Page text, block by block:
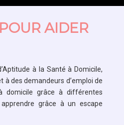
AIDER
à la Santé à Domicile,
à des demandeurs d’emploi de
domicile grâce à différentes
grâce à un escape